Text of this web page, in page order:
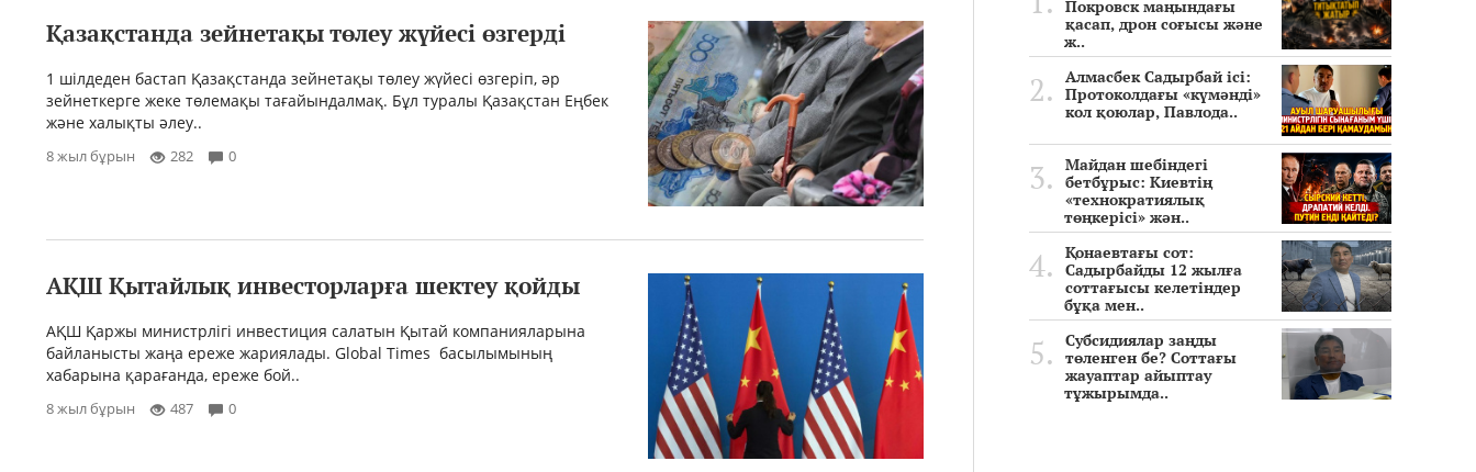
Қазақстанда зейнетақы төлеу жүйесі өзгерді
1 шілдеден бастап Қазақстанда зейнетақы төлеу жүйесі өзгеріп, әр
зейнеткерге жеке төлемақы тағайындалмақ. Бұл туралы Қазақстан Еңбек
және халықты әлеу..
8 жыл бұрын 282 0
АҚШ Қытайлық инвесторларға шектеу қойды
АҚШ Қаржы министрлігі инвестиция салатын Қытай компанияларына
байланысты жаңа ереже жариялады. Global Times басылымының
хабарына қарағанда, ереже бой..
8 жыл бұрын 487 0
Покровск маңындағы
қасап, дрон соғысы және
ж..
Алмасбек Садырбай ісі:
Протоколдағы «күмәнді»
кол қоюлар, Павлода..
Майдан шебіндегі
бетбұрыс: Киевтің
«технократиялық
төңкерісі» жән..
Қонаевтағы сот:
Садырбайды 12 жылға
соттағысы келетіндер
бұқа мен..
Субсидиялар заңды
төленген бе? Соттағы
жауаптар айыптау
тұжырымда..